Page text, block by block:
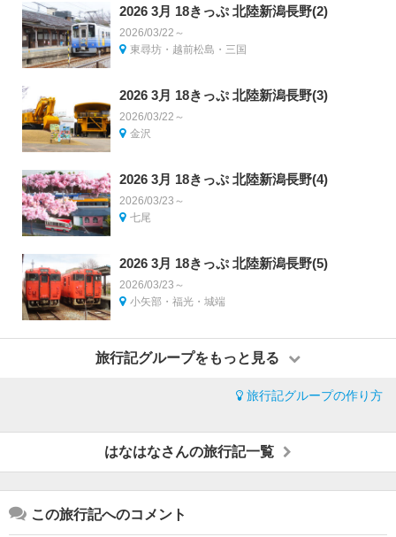
2026 3月 18きっぷ 北陸新潟長野(2)
2026/03/22～
東尋坊・越前松島・三国
2026 3月 18きっぷ 北陸新潟長野(3)
2026/03/22～
金沢
2026 3月 18きっぷ 北陸新潟長野(4)
2026/03/23～
七尾
2026 3月 18きっぷ 北陸新潟長野(5)
2026/03/23～
小矢部・福光・城端
旅行記グループをもっと見る
旅行記グループの作り方
はなはなさんの旅行記一覧
この旅行記へのコメント